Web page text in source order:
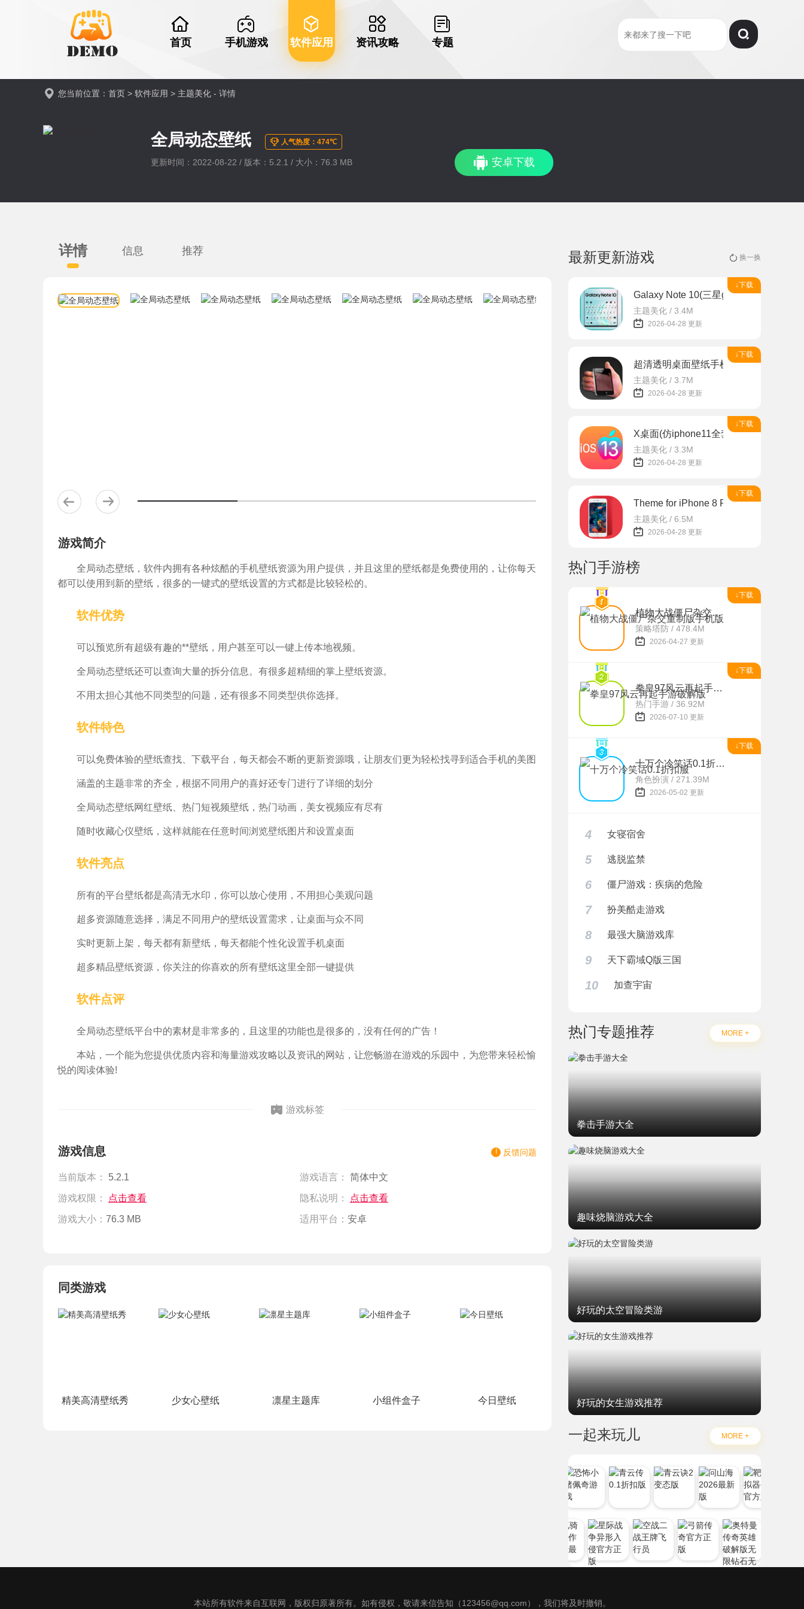
首页 手机游戏 软件应用 资讯攻略 专题
您当前位置： 首页 > 软件应用 > 主题美化 - 详情
全局动态壁纸 人气热度：474℃
更新时间：2022-08-22 / 版本：5.2.1 / 大小：76.3 MB 安卓下载
详情 信息 推荐
游戏简介
全局动态壁纸，软件内拥有各种炫酷的手机壁纸资源为用户提供，并且这里的壁纸都是免费使用的，让你每天
都可以使用到新的壁纸，很多的一键式的壁纸设置的方式都是比较轻松的。
软件优势
可以预览所有超级有趣的**壁纸，用户甚至可以一键上传本地视频。
全局动态壁纸还可以查询大量的拆分信息。有很多超精细的掌上壁纸资源。
不用太担心其他不同类型的问题，还有很多不同类型供你选择。
软件特色
可以免费体验的壁纸查找、下载平台，每天都会不断的更新资源哦，让朋友们更为轻松找寻到适合手机的美图
涵盖的主题非常的齐全，根据不同用户的喜好还专门进行了详细的划分
全局动态壁纸网红壁纸、热门短视频壁纸，热门动画，美女视频应有尽有
随时收藏心仪壁纸，这样就能在任意时间浏览壁纸图片和设置桌面
软件亮点
所有的平台壁纸都是高清无水印，你可以放心使用，不用担心美观问题
超多资源随意选择，满足不同用户的壁纸设置需求，让桌面与众不同
实时更新上架，每天都有新壁纸，每天都能个性化设置手机桌面
超多精品壁纸资源，你关注的你喜欢的所有壁纸这里全部一键提供
软件点评
全局动态壁纸平台中的素材是非常多的，且这里的功能也是很多的，没有任何的广告！
本站，一个能为您提供优质内容和海量游戏攻略以及资讯的网站，让您畅游在游戏的乐园中，为您带来轻松愉
悦的阅读体验!
游戏标签
游戏信息 反馈问题
当前版本： 5.2.1 游戏语言： 简体中文
游戏权限： 点击查看 隐私说明： 点击查看
游戏大小： 76.3 MB 适用平台： 安卓
同类游戏
精美高清壁纸秀 少女心壁纸 凛星主题库 小组件盒子 今日壁纸
最新更新游戏 换一换
↓下载
Galaxy Note 10(三星galaxynote10键盘
主题美化 / 3.4M
2026-04-28 更新
↓下载
超清透明桌面壁纸手机app
主题美化 / 3.7M
2026-04-28 更新
↓下载
X桌面(仿iphone11全套软件安卓手机版)
主题美化 / 3.3M
2026-04-28 更新
↓下载
Theme for iPhone 8 Plus(iphone8p主
主题美化 / 6.5M
2026-04-28 更新
热门手游榜
↓下载
植物大战僵尸杂交重制版手机版
策略塔防 / 478.4M
2026-04-27 更新
↓下载
拳皇97风云再起手游破解版
热门手游 / 36.92M
2026-07-10 更新
↓下载
十万个冷笑话0.1折扣服
角色扮演 / 271.39M
2026-05-02 更新
4 女寝宿舍
5 逃脱监禁
6 僵尸游戏：疾病的危险
7 扮美酷走游戏
8 最强大脑游戏库
9 天下霸域Q版三国
10 加查宇宙
热门专题推荐 MORE +
拳击手游大全
趣味烧脑游戏大全
好玩的太空冒险类游
好玩的女生游戏推荐
一起来玩儿 MORE +
本站所有软件来自互联网，版权归原著所有。如有侵权，敬请来信告知（123456@qq.com），我们将及时撤销。